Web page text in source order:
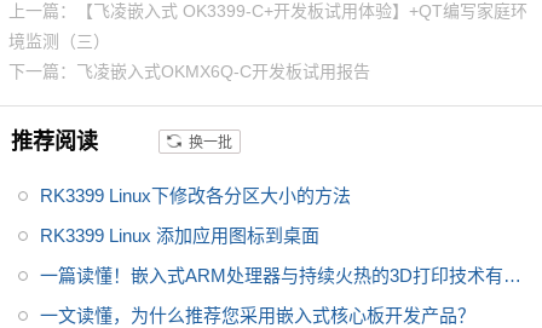
用。飞凌RK3399开发板在整体
性能、功耗及核心面积做了大幅
度优化，更加满足工业设计需
求。飞凌RK3399开发板为进一
步减少用户二次开发难度，开放
9用户手册、芯片手册，加上优质
的技术服务，让您的方案从构思
上一篇：【飞凌嵌入式 OK3399-C+开发板试用体验】+QT编写家庭环
境监测（三）
下一篇：飞凌嵌入式OKMX6Q-C开发板试用报告
推荐阅读 换一批
RK3399 Linux下修改各分区大小的方法
RK3399 Linux 添加应用图标到桌面
一篇读懂！嵌入式ARM处理器与持续火热的3D打印技术有何
关联
一文读懂，为什么推荐您采用嵌入式核心板开发产品？